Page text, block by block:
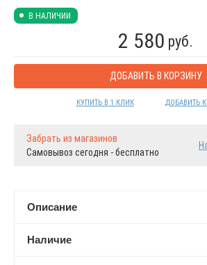
В НАЛИЧИИ
2 580 руб.
ДОБАВИТЬ В КОРЗИНУ
КУПИТЬ В 1 КЛИК ДОБАВИТЬ
Забрать из магазинов
Самовывоз сегодня - бесплатно
Описание
Наличие